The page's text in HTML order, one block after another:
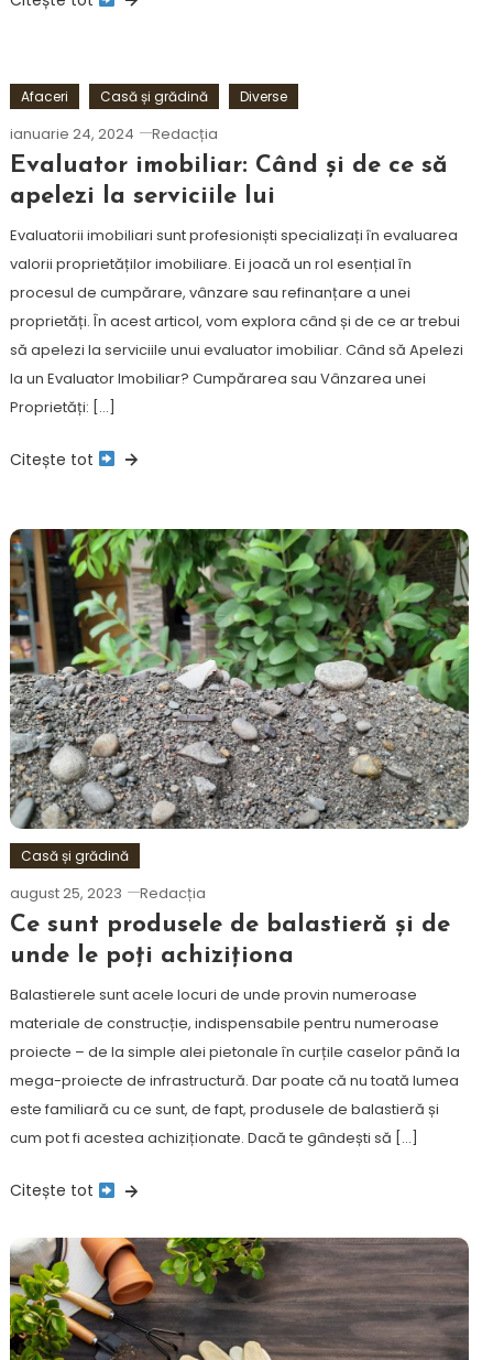
Afaceri Casă și grădină Diverse
ianuarie 24, 2024 Redacția
Evaluator imobiliar: Când și de ce să
apelezi la serviciile lui
Evaluatorii imobiliari sunt profesioniști specializați în evaluarea
valorii proprietăților imobiliare. Ei joacă un rol esențial în
procesul de cumpărare, vânzare sau refinanțare a unei
proprietăți. În acest articol, vom explora când și de ce ar trebui
să apelezi la serviciile unui evaluator imobiliar. Când să Apelezi
la un Evaluator Imobiliar? Cumpărarea sau Vânzarea unei
Proprietăți: […]
Citește tot
Casă și grădină
august 25, 2023 Redacția
Ce sunt produsele de balastieră și de
unde le poți achiziționa
Balastierele sunt acele locuri de unde provin numeroase
materiale de construcție, indispensabile pentru numeroase
proiecte – de la simple alei pietonale în curțile caselor până la
mega-proiecte de infrastructură. Dar poate că nu toată lumea
este familiară cu ce sunt, de fapt, produsele de balastieră și
cum pot fi acestea achiziționate. Dacă te gândești să […]
Citește tot